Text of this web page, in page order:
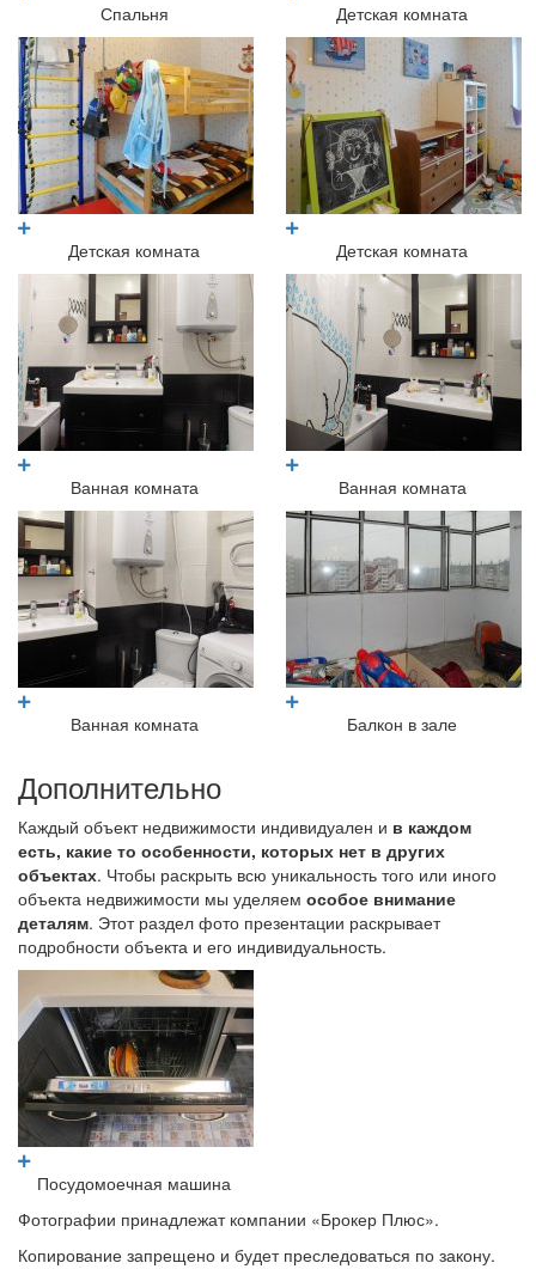
Спальня Детская комната
Детская комната Детская комната
Ванная комната Ванная комната
Ванная комната Балкон в зале
Дополнительно
Каждый объект недвижимости индивидуален и в каждом
есть, какие то особенности, которых нет в других
объектах. Чтобы раскрыть всю уникальность того или иного
объекта недвижимости мы уделяем особое внимание
деталям. Этот раздел фото презентации раскрывает
подробности объекта и его индивидуальность.
Посудомоечная машина
Фотографии принадлежат компании «Брокер Плюс».
Копирование запрещено и будет преследоваться по закону.